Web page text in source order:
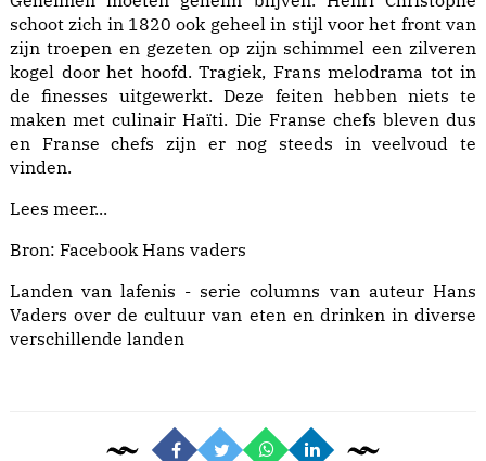
schoot zich in 1820 ook geheel in stijl voor het front van
zijn troepen en gezeten op zijn schimmel een zilveren
kogel door het hoofd. Tragiek, Frans melodrama tot in
de finesses uitgewerkt. Deze feiten hebben niets te
maken met culinair Haïti. Die Franse chefs bleven dus
en Franse chefs zijn er nog steeds in veelvoud te
vinden.
Lees meer...
Bron: Facebook Hans vaders
Landen van lafenis - serie columns van auteur Hans
Vaders over de cultuur van eten en drinken in diverse
verschillende landen